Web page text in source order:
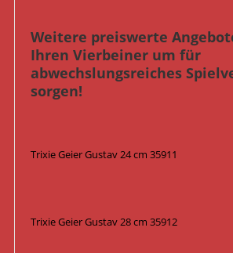
Weitere preiswerte
Ihren Vierbeiner um für
abwechslungsreiches
sorgen!
Trixie Geier Gustav 24 cm 35911
Trixie Geier Gustav 28 cm 35912